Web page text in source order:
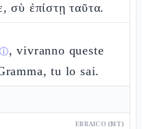
σὺ ἐπίστῃ ταῦτα.
ⓘ, vivranno queste
tu lo sai.
EBRAICO (MT)